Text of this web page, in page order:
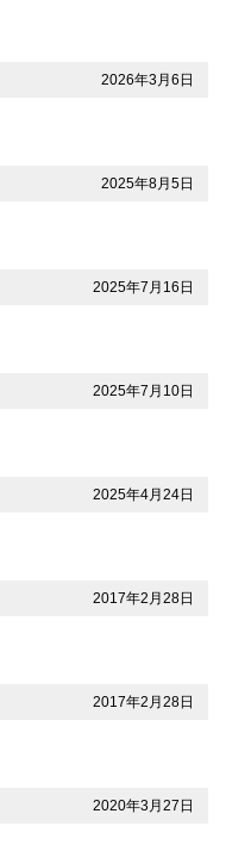
2026年3月6日
2025年8月5日
2025年7月16日
2025年7月10日
2025年4月24日
2017年2月28日
2017年2月28日
2020年3月27日